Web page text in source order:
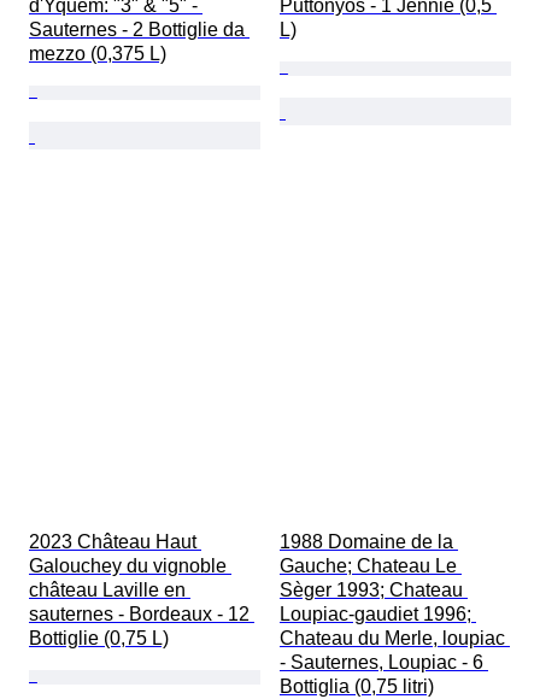
d'Yquem: "3" & "5" -
Sauternes - 2 Bottiglie da
mezzo (0,375 L)
Puttonyos - 1 Jennie (0,5
L)
2023 Château Haut
Galouchey du vignoble
château Laville en
sauternes - Bordeaux - 12
Bottiglie (0,75 L)
1988 Domaine de la
Gauche; Chateau Le
Sèger 1993; Chateau
Loupiac-gaudiet 1996;
Chateau du Merle, loupiac
- Sauternes, Loupiac - 6
Bottiglia (0,75 litri)